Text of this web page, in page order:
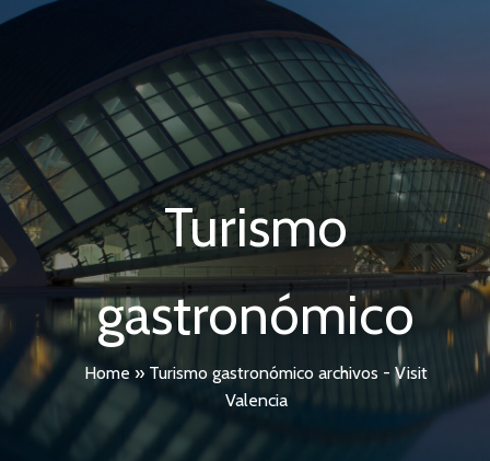
Turismo
gastronómico
Home » Turismo gastronómico archivos - Visit
Valencia